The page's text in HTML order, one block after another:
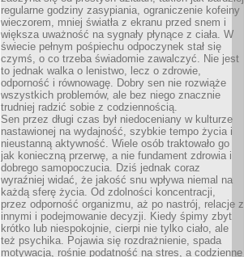
regularne godziny zasypiania, ograniczenie kofeiny
wieczorem, mniej światła z ekranu przed snem i
większa uważność na sygnały płynące z ciała. W
świecie pełnym pośpiechu odpoczynek stał się
czymś, o co trzeba świadomie zawalczyć. Nie jest
to jednak walka o lenistwo, lecz o zdrowie,
odporność i równowagę. Dobry sen nie rozwiąże
wszystkich problemów, ale bez niego znacznie
trudniej radzić sobie z codziennością.
Sen przez długi czas był niedoceniany w kulturze
nastawionej na wydajność, szybkie tempo życia i
nieustanną aktywność. Wiele osób traktowało go
jak konieczną przerwę, a nie fundament zdrowia i
dobrego samopoczucia. Dziś jednak coraz
wyraźniej widać, że jakość snu wpływa niemal na
każdą sferę życia. Od zdolności koncentracji,
przez odporność organizmu, aż po nastrój, relacje z
innymi i podejmowanie decyzji. Kiedy śpimy zbyt
krótko lub niespokojnie, cierpi nie tylko ciało, ale
też psychika. Pojawia się rozdrażnienie, spada
motywacja, rośnie podatność na stres, a codzienne